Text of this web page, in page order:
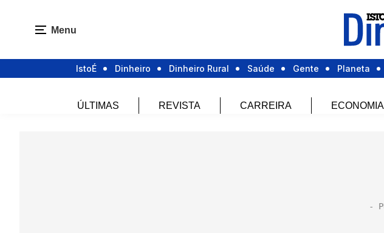
Menu
IstoÉ Dinheiro Dinheiro Rural Saúde Gente Planeta
ÚLTIMAS REVISTA CARREIRA ECONOMIA